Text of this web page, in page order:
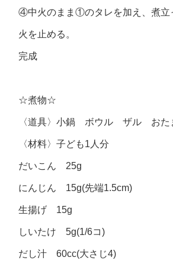
④中火のまま①のタレを加え、煮立
火を止める。
完成
☆煮物☆
〈道具〉小鍋 ボウル ザル おた
〈材料〉子ども1人分
だいこん 25g
にんじん 15g(先端1.5cm)
生揚げ 15g
しいたけ 5g(1/6コ)
だし汁 60cc(大さじ4)